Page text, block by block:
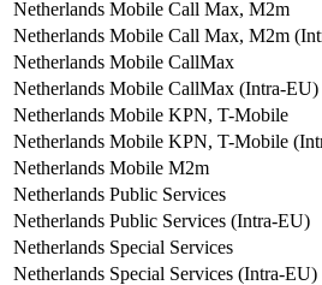
Netherlands Mobile Call Max, M2m
Netherlands Mobile Call Max, M2m
Netherlands Mobile CallMax
Netherlands Mobile CallMax (Intra-EU)
Netherlands Mobile KPN, T-Mobile
Netherlands Mobile KPN, T-Mobile
Netherlands Mobile M2m
Netherlands Public Services
Netherlands Public Services (Intra-EU)
Netherlands Special Services
Netherlands Special Services (Intra-EU)